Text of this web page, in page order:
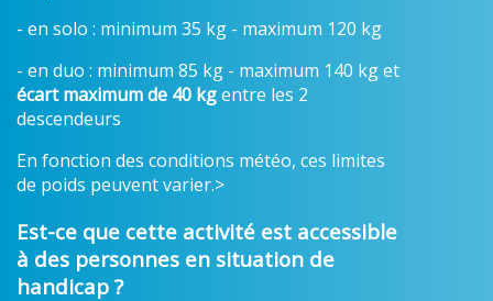
- en solo : minimum 35 kg - maximum 120 kg
- en duo : minimum 85 kg - maximum 140 kg et
écart maximum de 40 kgentre les 2
descendeurs
En fonction des conditions météo, ces limites
de poids peuvent varier.>
Est-ce que cette activité est accessible
à des personnes en situation de
handicap ?